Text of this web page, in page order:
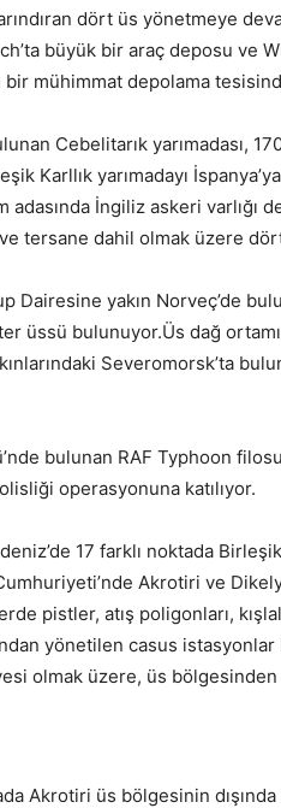
dört üs yönetmeye
büyük bir araç deposu ve
mühimmat depolama
Cebelitarık yarımadası,
Karllık yarımadayı
adasında İngiliz askeri varlığı
tersane dahil olmak üzere
Dairesine yakın Norveç’de
üssü bulunuyor.Üs dağ
Severomorsk’ta
bulunan RAF Typhoon
operasyonuna katılıyor.
17 farklı noktada
Akrotiri ve
pistler, atış poligonları,
yönetilen casus
olmak üzere, üs
Akrotiri üs bölgesinin dışında